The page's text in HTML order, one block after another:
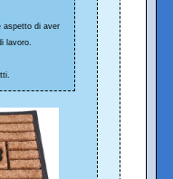
aspetto di aver
lavoro.